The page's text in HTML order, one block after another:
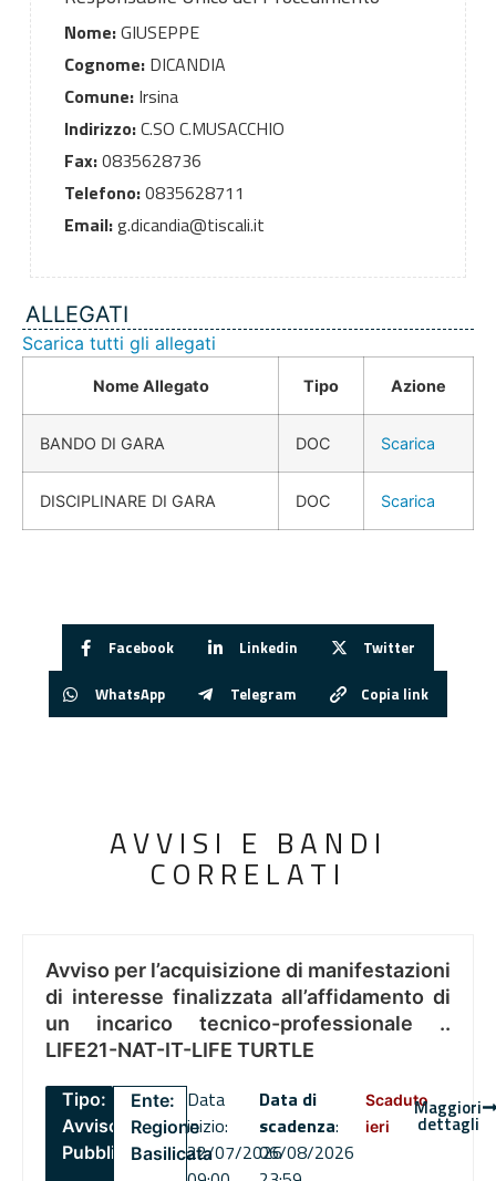
Nome:GIUSEPPE
Cognome:DICANDIA
Comune:Irsina
Indirizzo:C.SO C.MUSACCHIO
Fax:0835628736
Telefono:0835628711
Email:g.dicandia@tiscali.it
ALLEGATI
Scarica tutti gli allegati
Nome Allegato Tipo Azione
BANDO DI GARA DOC Scarica
DISCIPLINARE DI GARA DOC Scarica
Facebook Linkedin Twitter
WhatsApp Telegram Copia link
AVVISI E BANDI
CORRELATI
Avviso per l’acquisizione di manifestazioni
di interesse finalizzata all’affidamento di
un incarico tecnico-professionale ..
LIFE21-NAT-IT-LIFE TURTLE
Tipo:
Avviso
Pubblico
Ente:
Regione
Basilicata
Data
inizio:
22/07/2026
Data di
scadenza:
06/08/2026
Scaduto
ieri
Maggiori
dettagli